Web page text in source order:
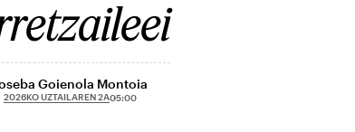
Goienola Montoia
2026KO UZTAILAREN 2A05:00